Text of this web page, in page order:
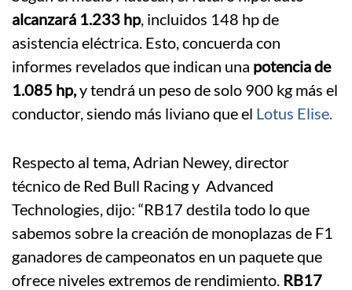
alcanzará 1.233 hp, incluidos 148 hp de
asistencia eléctrica. Esto, concuerda con
informes revelados que indican una potencia de
1.085 hp,y tendrá un peso de solo 900 kg más el
conductor, siendo más liviano que el Lotus Elise.
Respecto al tema, Adrian Newey, director
técnico de Red Bull Racing y Advanced
Technologies, dijo: “RB17 destila todo lo que
sabemos sobre la creación de monoplazas de F1
ganadores de campeonatos en un paquete que
ofrece niveles extremos de rendimiento. RB17